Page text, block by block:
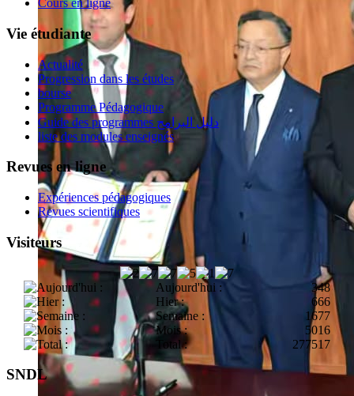
Cours en ligne
Vie étudiante
Actualité
Progression dans les études
bourse
Programme Pédagogique
Guide des programmes دليل البرامج
liste des modules enseignés
Revues en ligne
Expériences pédagogiques
Revues scientifiques
Visiteurs
Aujourd'hui :
348
Hier :
666
Semaine :
1677
Mois :
5016
Total :
277517
SNDL